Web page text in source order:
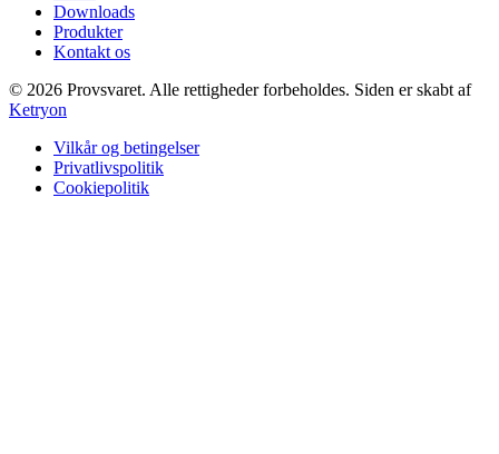
Downloads
Produkter
Kontakt os
© 2026 Provsvaret. Alle rettigheder forbeholdes. Siden er skabt af
Ketryon
Vilkår og betingelser
Privatlivspolitik
Cookiepolitik